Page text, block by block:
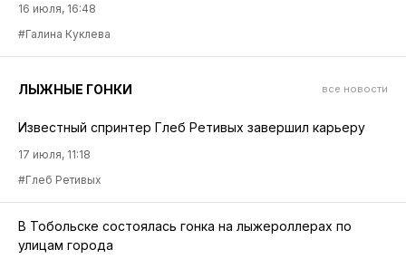
16 июля, 16:48
#Галина Куклева
ЛЫЖНЫЕ ГОНКИ все новости
Известный спринтер Глеб Ретивых завершил карьеру
17 июля, 11:18
#Глеб Ретивых
В Тобольске состоялась гонка на лыжероллерах по
улицам города